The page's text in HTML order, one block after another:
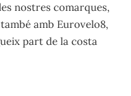
nostres comarques,
amb Eurovelo8,
part de la costa